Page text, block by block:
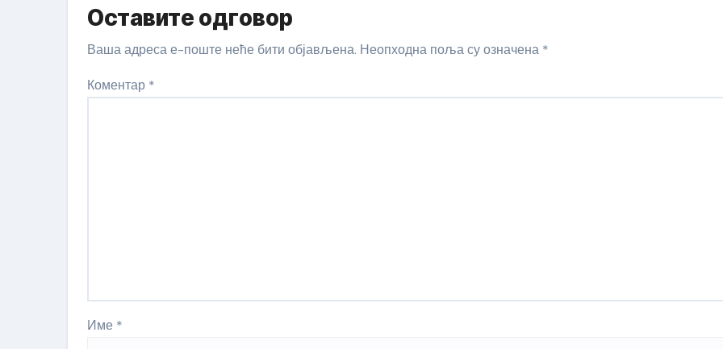
Оставите одговор
Ваша адреса е-поште неће бити објављена. Неопходна поља су означена *
Коментар *
Име *